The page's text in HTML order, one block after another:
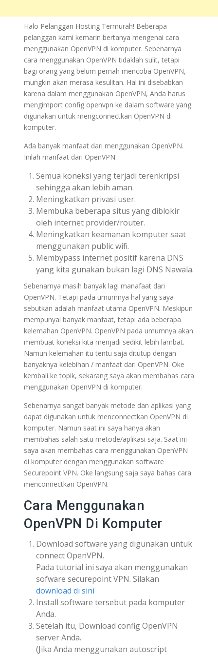
Halo Pelanggan Hosting Termurah! Beberapa
pelanggan kami kemarin bertanya mengenai cara
menggunakan OpenVPN di komputer. Sebenarnya
cara menggunakan OpenVPN tidaklah sulit, tetapi
bagi orang yang belum pernah mencoba OpenVPN,
mungkin akan merasa kesulitan. Hal ini disebabkan
karena dalam menggunakan OpenVPN, Anda harus
mengimport config openvpn ke dalam software yang
digunakan untuk mengconnectkan OpenVPN di
komputer.
Ada banyak manfaat dari menggunakan OpenVPN.
Inilah manfaat dari OpenVPN:
Semua koneksi yang terjadi terenkripsi
sehingga akan lebih aman.
Meningkatkan privasi user.
Membuka beberapa situs yang diblokir
oleh internet provider/router.
Meningkatkan keamanan komputer saat
menggunakan public wifi.
Membypass internet positif karena DNS
yang kita gunakan bukan lagi DNS Nawala.
Sebenarnya masih banyak lagi manafaat dari
OpenVPN. Tetapi pada umumnya hal yang saya
sebutkan adalah manfaat utama OpenVPN. Meskipun
mempunyai banyak manfaat, tetapi ada beberapa
kelemahan OpenVPN. OpenVPN pada umumnya akan
membuat koneksi kita menjadi sedikit lebih lambat.
Namun kelemahan itu tentu saja ditutup dengan
banyaknya kelebihan / manfaat dari OpenVPN. Oke
kembali ke topik, sekarang saya akan membahas cara
menggunakan OpenVPN di komputer.
Sebenarnya sangat banyak metode dan aplikasi yang
dapat digunakan untuk menconnectkan OpenVPN di
komputer. Namun saat ini saya hanya akan
membahas salah satu metode/aplikasi saja. Saat ini
saya akan membahas cara menggunakan OpenVPN
di komputer dengan menggunakan software
Securepoint VPN. Oke langsung saja saya bahas cara
menconnectkan OpenVPN.
Cara Menggunakan
OpenVPN Di Komputer
Download software yang digunakan untuk
connect OpenVPN.
Pada tutorial ini saya akan menggunakan
sofware securepoint VPN. Silakan
download di sini
Install software tersebut pada komputer
Anda.
Setelah itu, Download config OpenVPN
server Anda.
(Jika Anda menggunakan autoscript